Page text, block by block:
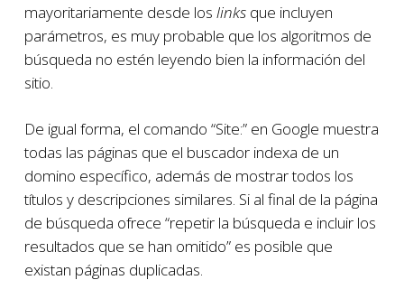
mayoritariamente desde los linksque incluyen
parámetros, es muy probable que los algoritmos de
búsqueda no estén leyendo bien la información del
sitio.
De igual forma, el comando “Site:” en Google muestra
todas las páginas que el buscador indexa de un
domino específico, además de mostrar todos los
títulos y descripciones similares. Si al final de la página
de búsqueda ofrece “repetir la búsqueda e incluir los
resultados que se han omitido” es posible que
existan páginas duplicadas.